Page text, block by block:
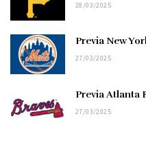
28/03/2025
Previa New
27/03/2025
Previa Atlanta
27/03/2025